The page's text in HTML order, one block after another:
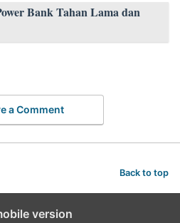
Bank Tahan Lama dan
a Comment
Back to top
version